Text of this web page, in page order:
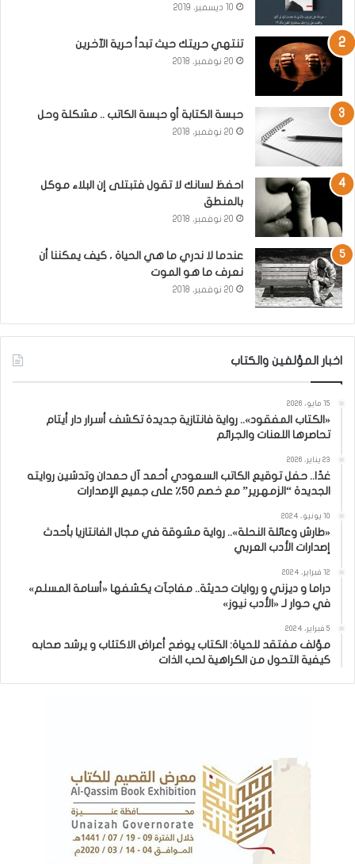
10 ديسمبر، 2019
تنتهي حريتك حيث تبدأ حرية الآخرين
20 نوفمبر، 2018
حبسة الكتابة أو حبسة الكاتب .. مشكلة وحل
20 نوفمبر، 2018
احفظ لسانك لا تقول فتبتلى إن البلاء موكل
بالمنطق
20 نوفمبر، 2018
عندما لا ندري ما هي الحياة ، كيف يمكننا أن
نعرف ما هو الموت
20 نوفمبر، 2018
اخبار المؤلفين والكتاب
15 مايو، 2026
«الكتاب المفقود».. رواية فانتازية جديدة تكشف أسرار دار أيتام
تحاصرها اللعنات والجرائم
23 يناير، 2026
غدًا.. حفل توقيع الكاتب السعودي أحمد آل حمدان وتدشين روايته
الجديدة “الزمهرير” مع خصم 50٪ على جميع الإصدارات
10 يونيو، 2024
«طارش وعائلة النحلة».. رواية مشوقة في مجال الفانتازيا بأحدث
إصدارات الأدب العربي
12 فبراير، 2024
دراما و ديزني و روايات حديثة.. مفاجآت يكشفها «أسامة المسلم»
في حوار لـ «الأدب نيوز»
5 فبراير، 2024
مؤلف مفتقد للحياة: الكتاب يوضح أعراض الاكتئاب و يرشد صحابه
كيفية التحول من الكراهية لحب الذات